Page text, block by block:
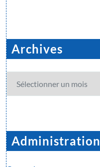
Archives
Archives
Administration